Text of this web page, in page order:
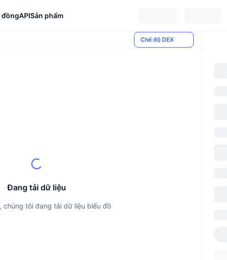
đồngAPISản phẩm
Chế độ DEX
Đang tải dữ liệu
chúng tôi đang tải dữ liệu biểu đồ